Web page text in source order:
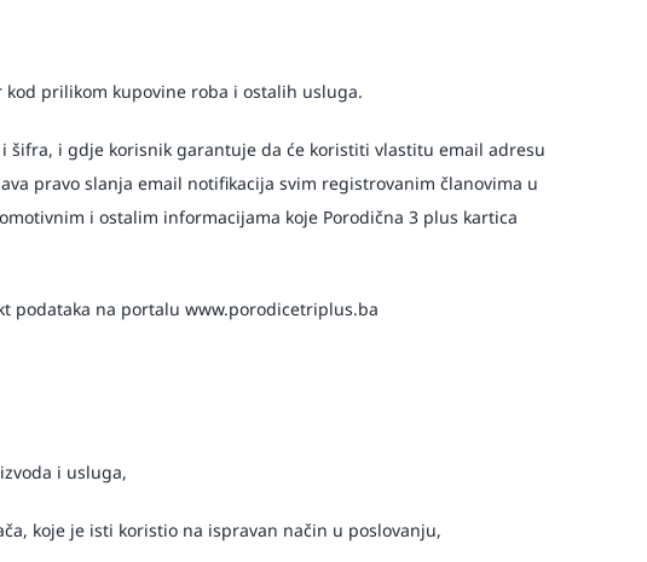
prilikom kupovine roba i ostalih usluga.
šifra, i gdje korisnik garantuje da će koristiti vlastitu email adresu
pravo slanja email notifikacija svim registrovanim članovima u
i ostalim informacijama koje Porodična 3 plus kartica
podataka na portalu www.porodicetriplus.ba
i usluga,
koje je isti koristio na ispravan način u poslovanju,